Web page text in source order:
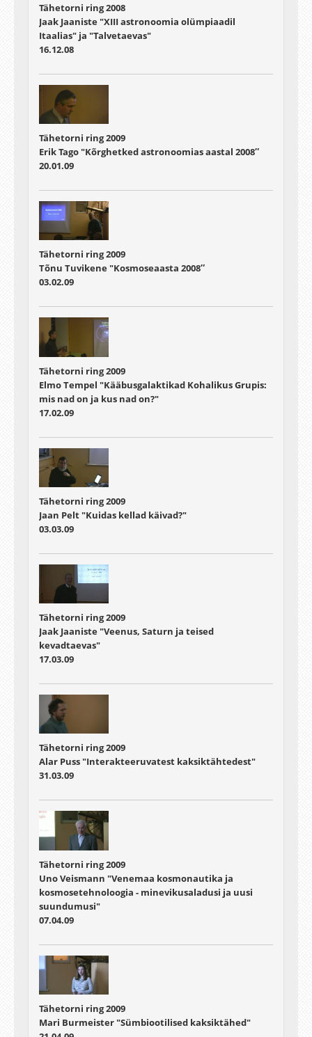
Tähetorni ring 2008
Jaak Jaaniste "XIII astronoomia olümpiaadil
Itaalias" ja "Talvetaevas"
16.12.08
Tähetorni ring 2009
Erik Tago "Kõrghetked astronoomias aastal 2008″
20.01.09
Tähetorni ring 2009
Tõnu Tuvikene "Kosmoseaasta 2008″
03.02.09
Tähetorni ring 2009
Elmo Tempel "Kääbusgalaktikad Kohalikus Grupis:
mis nad on ja kus nad on?"
17.02.09
Tähetorni ring 2009
Jaan Pelt "Kuidas kellad käivad?"
03.03.09
Tähetorni ring 2009
Jaak Jaaniste "Veenus, Saturn ja teised
kevadtaevas"
17.03.09
Tähetorni ring 2009
Alar Puss "Interakteeruvatest kaksiktähtedest"
31.03.09
Tähetorni ring 2009
Uno Veismann "Venemaa kosmonautika ja
kosmosetehnoloogia - minevikusaladusi ja uusi
suundumusi"
07.04.09
Tähetorni ring 2009
Mari Burmeister "Sümbiootilised kaksiktähed"